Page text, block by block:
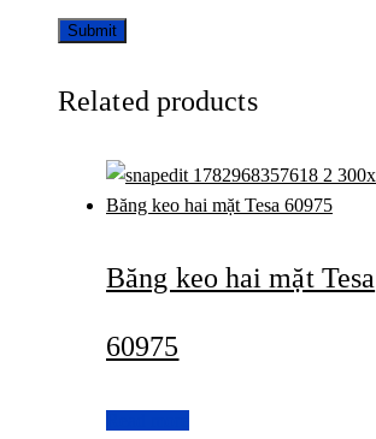
Related products
Băng keo hai mặt Tesa
60975